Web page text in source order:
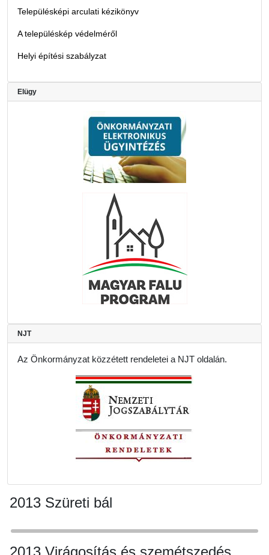
Településképi arculati kézikönyv
A településkép védelméről
Helyi építési szabályzat
Elügy
NJT
Az Önkormányzat közzétett rendeletei a NJT oldalán.
2013 Szüreti bál
2013 Virágosítás és szemétszedés